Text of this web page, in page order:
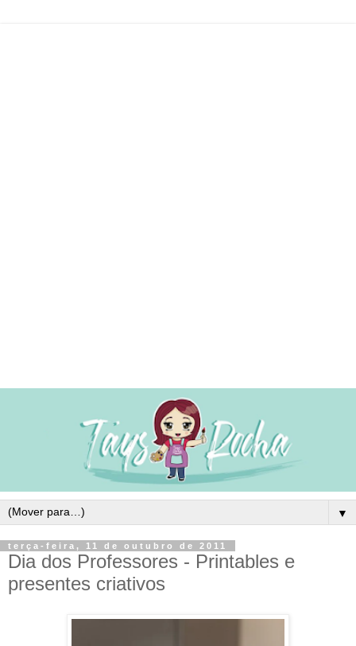
▼
terça-feira, 11 de outubro de 2011
Dia dos Professores - Printables e
presentes criativos